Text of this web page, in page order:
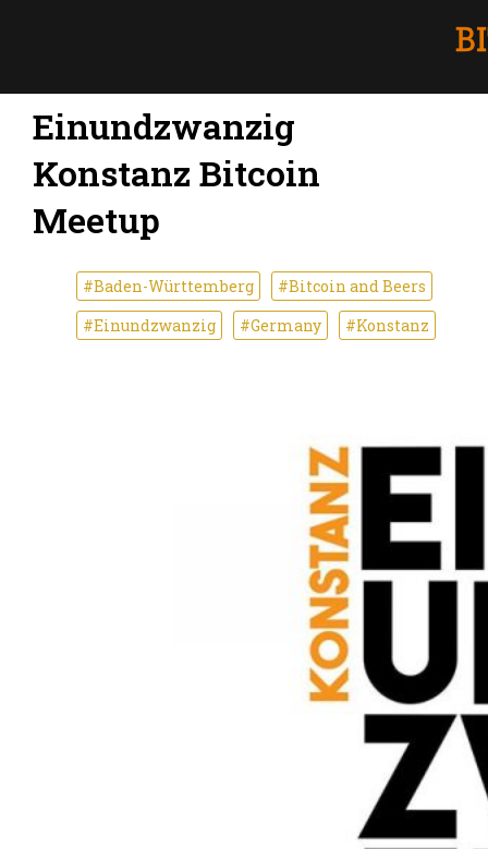
Einundzwanzig
Konstanz Bitcoin
Meetup
#Baden-Württemberg
#Bitcoin and Beers
#Einundzwanzig
#Germany #Konstanz